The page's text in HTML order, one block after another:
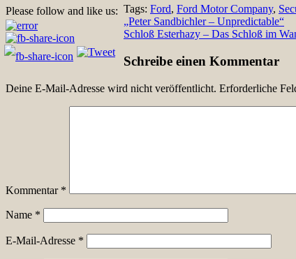
Please follow and like us: Tags: Ford, Ford Motor Company,
Beitragsnavigation„Peter Sandbichler – Unpredictable“
Schloß Esterhazy – Das Schloß im
Schreibe einen Kommentar
Deine E-Mail-Adresse wird nicht veröffentlicht. Erforderliche
Kommentar *
Name *
E-Mail-Adresse *